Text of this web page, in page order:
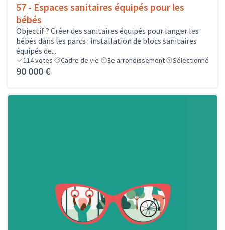
57 - Espaces sanitaires équipés pour les
bébés
Objectif ? Créer des sanitaires équipés pour langer les
bébés dans les parcs : installation de blocs sanitaires
équipés de...
114votes Cadre de vie 3e arrondissement Sélectionné
90 000 €